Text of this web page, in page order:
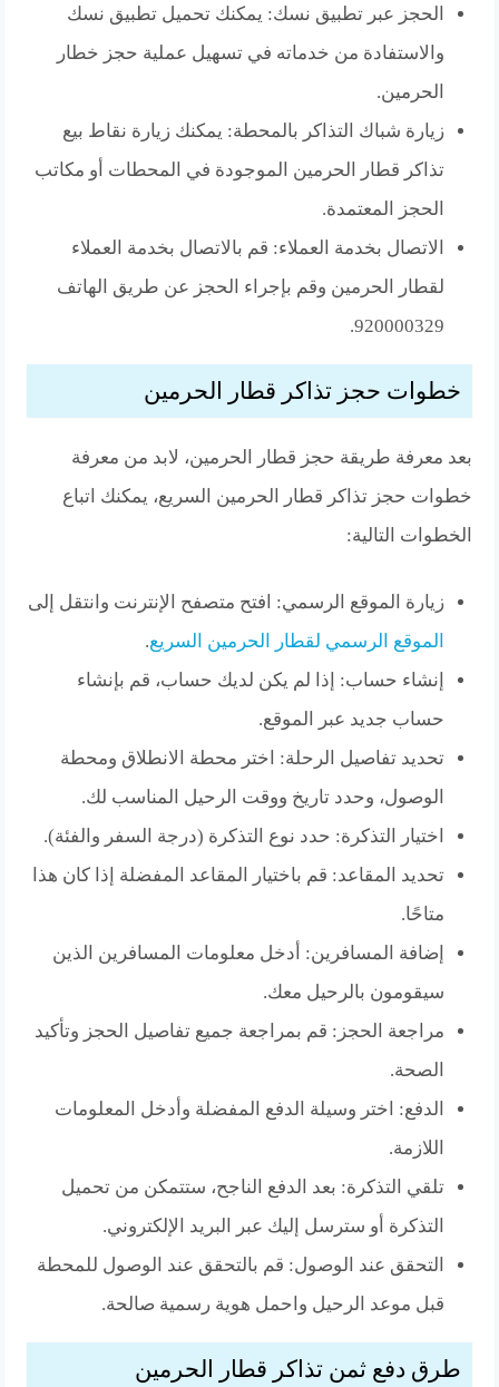
الحجز عبر تطبيق نسك: يمكنك تحميل تطبيق نسك
والاستفادة من خدماته في تسهيل عملية حجز خطار
الحرمين.
زيارة شباك التذاكر بالمحطة: يمكنك زيارة نقاط بيع
تذاكر قطار الحرمين الموجودة في المحطات أو مكاتب
الحجز المعتمدة.
الاتصال بخدمة العملاء: قم بالاتصال بخدمة العملاء
لقطار الحرمين وقم بإجراء الحجز عن طريق الهاتف
920000329.
خطوات حجز تذاكر قطار الحرمين
بعد معرفة طريقة حجز قطار الحرمين، لابد من معرفة
خطوات حجز تذاكر قطار الحرمين السريع، يمكنك اتباع
الخطوات التالية:
زيارة الموقع الرسمي: افتح متصفح الإنترنت وانتقل إلى
الموقع الرسمي لقطار الحرمين السريع.
إنشاء حساب: إذا لم يكن لديك حساب، قم بإنشاء
حساب جديد عبر الموقع.
تحديد تفاصيل الرحلة: اختر محطة الانطلاق ومحطة
الوصول، وحدد تاريخ ووقت الرحيل المناسب لك.
اختيار التذكرة: حدد نوع التذكرة (درجة السفر والفئة).
تحديد المقاعد: قم باختيار المقاعد المفضلة إذا كان هذا
متاحًا.
إضافة المسافرين: أدخل معلومات المسافرين الذين
سيقومون بالرحيل معك.
مراجعة الحجز: قم بمراجعة جميع تفاصيل الحجز وتأكيد
الصحة.
الدفع: اختر وسيلة الدفع المفضلة وأدخل المعلومات
اللازمة.
تلقي التذكرة: بعد الدفع الناجح، ستتمكن من تحميل
التذكرة أو سترسل إليك عبر البريد الإلكتروني.
التحقق عند الوصول: قم بالتحقق عند الوصول للمحطة
قبل موعد الرحيل واحمل هوية رسمية صالحة.
طرق دفع ثمن تذاكر قطار الحرمين